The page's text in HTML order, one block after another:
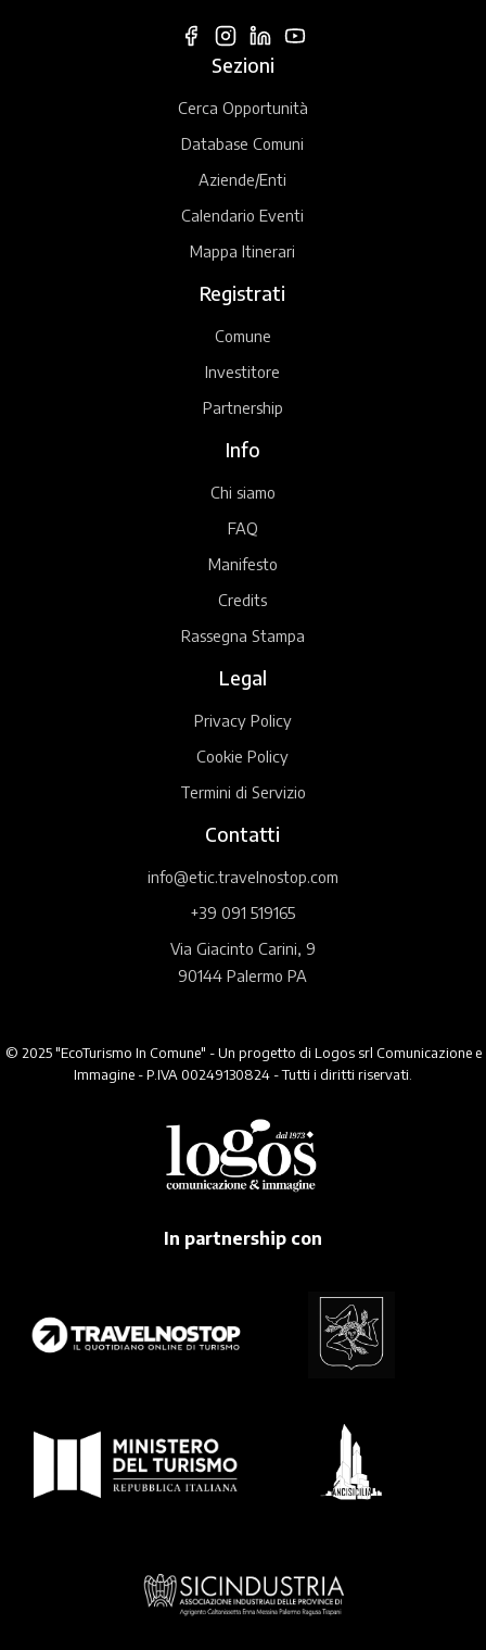
Sezioni
Cerca Opportunità
Database Comuni
Aziende/Enti
Calendario Eventi
Mappa Itinerari
Registrati
Comune
Investitore
Partnership
Info
Chi siamo
FAQ
Manifesto
Credits
Rassegna Stampa
Legal
Privacy Policy
Cookie Policy
Termini di Servizio
Contatti
info@etic.travelnostop.com
+39 091 519165
Via Giacinto Carini, 9
90144 Palermo PA
© 2025 "EcoTurismo In Comune" - Un progetto di Logos srl Comunicazione e
Immagine - P.IVA 00249130824 - Tutti i diritti riservati.
In partnership con